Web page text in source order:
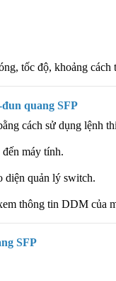
tốc độ, khoảng cách
quang SFP
cách sử dụng lệnh
máy tính.
diện quản lý switch.
thông tin DDM của
SFP